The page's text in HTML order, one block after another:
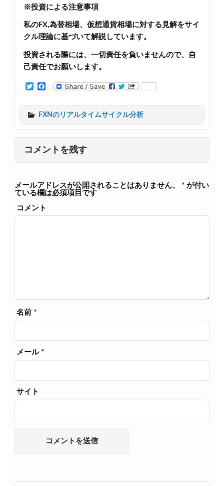
※投資による注意事項
私のFX,為替相場、仮想通貨相場に対する見解をサイ
クル理論に基づいて解説しています。
投資される際には、一切責任を負いませんので、自
己責任でお願いします。
t
e
e
b
o
FXNのリアルタイムサイクル分析
コメントを残す
メールアドレスが公開されることはありません。 *が付い
ている欄は必須項目です
コメント
名前 *
メール *
サイト